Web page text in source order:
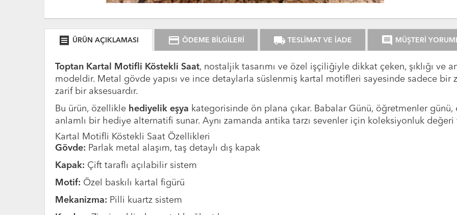
receipt ÜRÜN AÇIKLAMASI credit_card ÖDEME BİLGİLERİ local_shipping TESLİMAT VE İADE comment MÜŞTERİ
Toptan Kartal Motifli Köstekli Saat, nostaljik tasarımı ve özel işçiliğiyle dikkat çeken, şıklığı ve
modeldir. Metal gövde yapısı ve ince detaylarla süslenmiş kartal motifleri sayesinde sadece bir
zarif bir aksesuardır.
Bu ürün, özellikle hediyelik eşya kategorisinde ön plana çıkar. Babalar Günü, öğretmenler
anlamlı bir hediye alternatifi sunar. Aynı zamanda antika tarzı sevenler için koleksiyonluk değeri
Kartal Motifli Köstekli Saat Özellikleri
Gövde: Parlak metal alaşım, taş detaylı dış kapak
Kapak: Çift taraflı açılabilir sistem
Motif: Özel baskılı kartal figürü
Mekanizma: Pilli kuartz sistem